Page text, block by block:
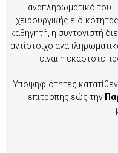
αναπληρωματικό του.
χειρουργικής
καθηγητή, ή συντονιστή
αντίστοιχο
είναι η εκάστοτε
Υποψηφιότητες
επιτροπής εώς την